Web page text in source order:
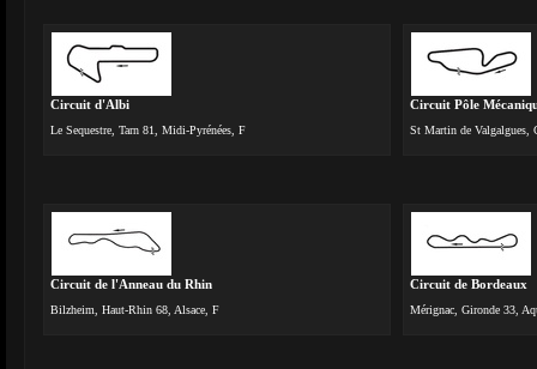
Circuit d'Albi
Le Sequestre, Tarn 81, Midi-Pyrénées, F
Circuit Pôle
St Martin de Valgalgues,
Circuit de l'Anneau du Rhin
Bilzheim, Haut-Rhin 68, Alsace, F
Circuit de Bordeaux
Mérignac, Gironde 33,